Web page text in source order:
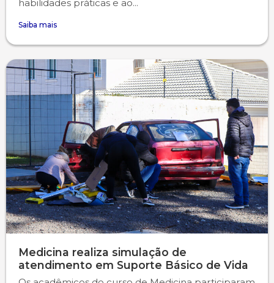
habilidades práticas e ao...
Saiba mais
Medicina realiza simulação de
atendimento em Suporte Básico de Vida